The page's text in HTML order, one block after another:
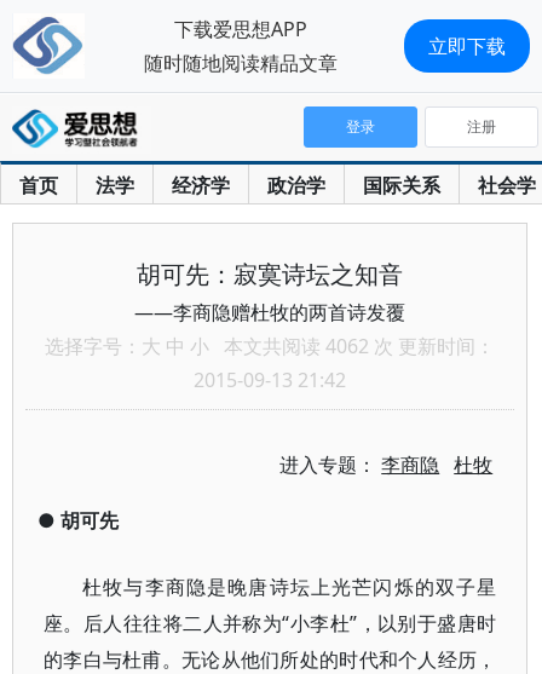
首页 法学 经济学 政治学 国际关系 社会学
登录 注册
胡可先：寂寞诗坛之知音
——李商隐赠杜牧的两首诗发覆
选择字号： 大 中 小 本文共阅读 4062 次 更新时间：
2015-09-13 21:42
进入专题：李商隐 杜牧
● 胡可先
杜牧与李商隐是晚唐诗坛上光芒闪烁的双子星
座。后人往往将二人并称为“小李杜”，以别于盛唐时
的李白与杜甫。无论从他们所处的时代和个人经历，
下载爱思想APP
随时随地阅读精品文章
立即下载